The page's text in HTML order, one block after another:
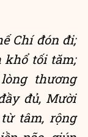
Chí đón đi;
khổ tối tăm;
thương
đủ, Mười
tâm, rộng